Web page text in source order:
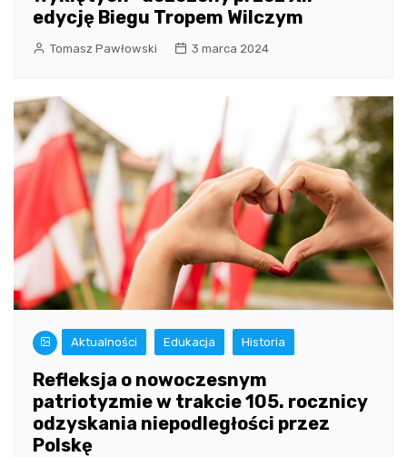
edycję Biegu Tropem Wilczym
Tomasz Pawłowski 3 marca 2024
Aktualności Edukacja Historia
Refleksja o nowoczesnym
patriotyzmie w trakcie 105. rocznicy
odzyskania niepodległości przez
Polskę